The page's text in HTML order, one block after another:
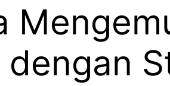
dengan